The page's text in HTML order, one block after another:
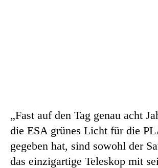
„Fast auf den Tag genau acht
die ESA grünes Licht für die
gegeben hat, sind sowohl der
das einzigartige Teleskop mit